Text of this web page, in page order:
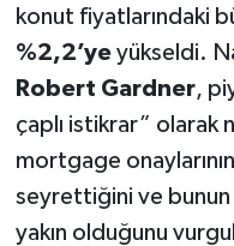
konut fiyatlarındaki
%2,2’yeyükseldi.
Robert Gardner,
çaplı istikrar” olarak
mortgage
seyrettiğini ve
yakın olduğunu